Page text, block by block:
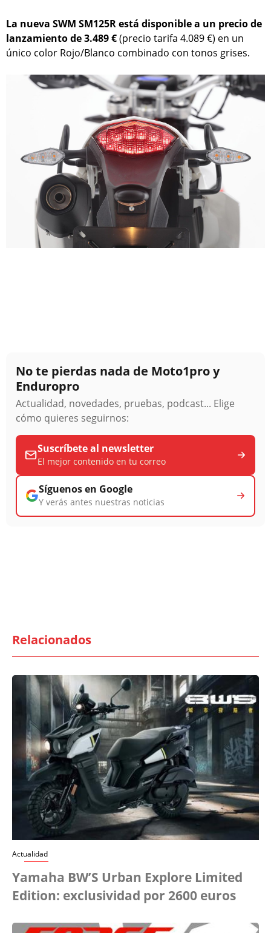
La nueva SWM SM125R está disponible a un precio de
lanzamiento de 3.489 €(precio tarifa 4.089 €) en un
único color Rojo/Blanco combinado con tonos grises.
No te pierdas nada de Moto1pro y
Enduropro
Actualidad, novedades, pruebas, podcast... Elige
cómo quieres seguirnos:
Suscríbete al newsletter
El mejor contenido en tu correo
Síguenos en Google
Y verás antes nuestras noticias
Relacionados
Actualidad
Yamaha BW’S Urban Explore Limited
Edition: exclusividad por 2600 euros